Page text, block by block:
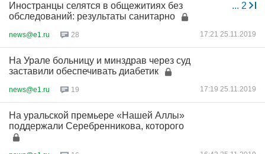
... 2
Иностранцы селятся в общежитиях без
обследований: результаты санитарно
news@e1.ru 28 17:21 25.11.2019
На Урале больницу и минздрав через суд
заставили обеспечивать диабетик
news@e1.ru 19 17:19 25.11.2019
На уральской премьере «Нашей Аллы»
поддержали Серебренникова, которого